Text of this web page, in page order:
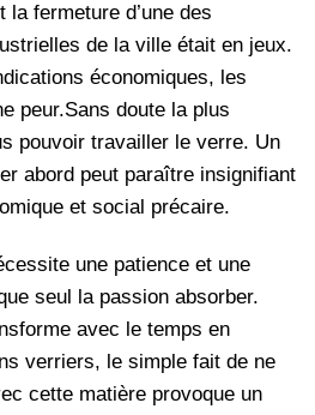
la fermeture d’une des
de la ville était en jeux.
économiques, les
peur.Sans doute la plus
pouvoir travailler le verre. Un
abord peut paraître insignifiant
et social précaire.
une patience et une
seul la passion absorber.
avec le temps en
verriers, le simple fait de ne
cette matière provoque un